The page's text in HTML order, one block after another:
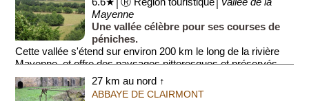
Mayenne
Une vallée célèbre pour ses courses de
péniches.
Cette vallée s'étend sur environ 200 km le long de la rivière
Mayenne, et offre des paysages pittoresques et préservés.
Ce territoire est riche e...27 km au nord ↑
ABBAYE DE CLAIRMONT